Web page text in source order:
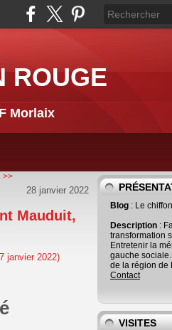
ROUGE
Morlaix
>>
28 janvier 2022
Mauduit,
Blog : Le
Description :
transformation
Entretenir la
gauche
de la région de
Contact
VISITES